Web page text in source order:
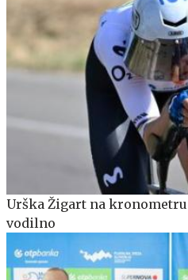
Urška Žigart na
vodilno